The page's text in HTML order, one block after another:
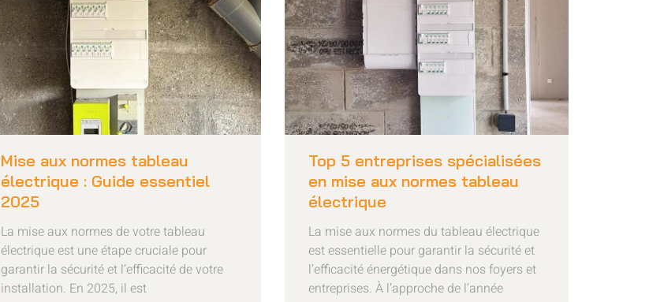
Mise aux normes tableau
électrique : Guide essentiel
2025
La mise aux normes de votre tableau
électrique est une étape cruciale pour
garantir la sécurité et l’efficacité de votre
installation. En 2025, il est
Top 5 entreprises spécialisées
en mise aux normes tableau
électrique
La mise aux normes du tableau électrique
est essentielle pour garantir la sécurité et
l’efficacité énergétique dans nos foyers et
entreprises. À l’approche de l’année